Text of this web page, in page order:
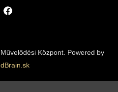
Központ. Powered by